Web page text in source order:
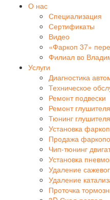
О нас
Специализация
Сертификаты
Видео
«Фаркоп 37»
Филиал во
Услуги
Диагностика
Техническое
Ремонт подвески
Ремонт глушителя
Тюнинг глушителя
Установка
Продажа
Чип-тюнинг
Установка
Удаление
Удаление
Проточка